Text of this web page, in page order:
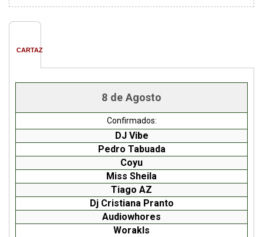
CARTAZ
8 de Agosto
Confirmados:
DJ Vibe
Pedro Tabuada
Coyu
Miss Sheila
Tiago AZ
Dj Cristiana Pranto
Audiowhores
Worakls